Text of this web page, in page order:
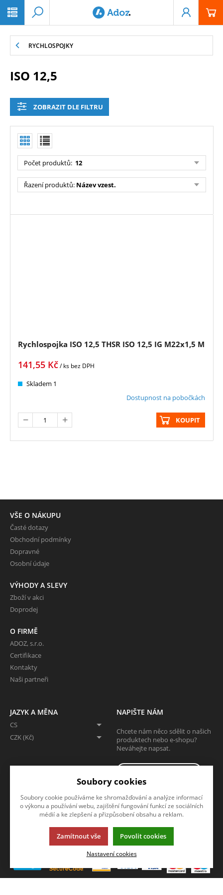
RYCHLOSPOJKY
ISO 12,5
ZOBRAZIT DLE FILTRU
Počet produktů: 12
Řazení produktů: Název vzest.
Rychlospojka ISO 12,5 THSR ISO 12,5 IG M22x1,5 M
141,55 Kč/ ks bez DPH
Skladem 1
Dostupnost na pobočkách
KOUPIT
VŠE O NÁKUPU
Časté dotazy
Obchodní podmínky
Dopravné
Osobní údaje
VÝHODY A SLEVY
Zboží v akci
Doprodej
O FIRMĚ
ADOZ, s.r.o.
Certifikace
Kontakty
Naši partneři
JAZYK A MĚNA
CS
CZK (Kč)
NAPIŠTE NÁM
Chcete nám něco sdělit o našich
produktech nebo e-shopu?
Neváhejte napsat.
SLEDUJTE NÁS
Sledujte nás na všech sociálních sítích, ať Vám nic neunikne!
Soubory cookies
Soubory cookie používáme ke shromažďování a analýze informací
o výkonu a používání webu, zajištění fungování funkcí ze sociálních
médií a ke zlepšení a přizpůsobení obsahu a reklam.
Zamítnout vše Povolit cookies
Nastavení cookies